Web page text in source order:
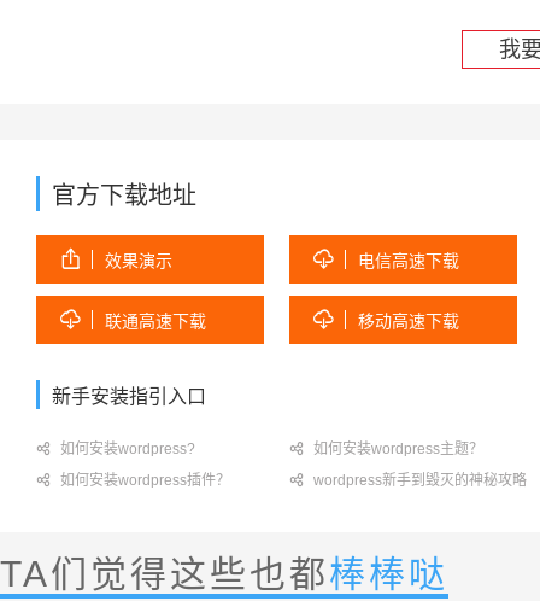
我
官方下载地址
 效果演示  电信高速下载
 联通高速下载  移动高速下载
新手安装指引入口
 如何安装wordpress?  如何安装wordpress主题？
 如何安装wordpress插件？  wordpress新手到毁灭的神秘攻略
TA们觉得这些也都棒棒哒